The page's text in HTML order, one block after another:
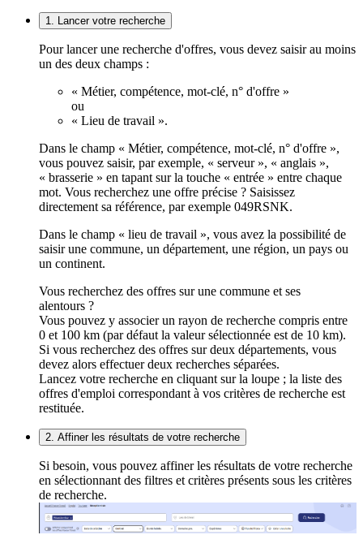
1. Lancer votre recherche
Pour lancer une recherche d'offres, vous devez saisir au moins
un des deux champs :
« Métier, compétence, mot-clé, n° d'offre »
ou
« Lieu de travail ».
Dans le champ « Métier, compétence, mot-clé, n° d'offre »,
vous pouvez saisir, par exemple, « serveur », « anglais »,
« brasserie » en tapant sur la touche « entrée » entre chaque
mot. Vous recherchez une offre précise ? Saisissez
directement sa référence, par exemple 049RSNK.
Dans le champ « lieu de travail », vous avez la possibilité de
saisir une commune, un département, une région, un pays ou
un continent.
Vous recherchez des offres sur une commune et ses
alentours ?
Vous pouvez y associer un rayon de recherche compris entre
0 et 100 km (par défaut la valeur sélectionnée est de 10 km).
Si vous recherchez des offres sur deux départements, vous
devez alors effectuer deux recherches séparées.
Lancez votre recherche en cliquant sur la loupe ; la liste des
offres d'emploi correspondant à vos critères de recherche est
restituée.
2. Affiner les résultats de votre recherche
Si besoin, vous pouvez affiner les résultats de votre recherche
en sélectionnant des filtres et critères présents sous les critères
de recherche.